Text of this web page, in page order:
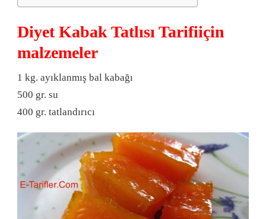
Diyet Kabak Tatlısı Tarifiiçin
malzemeler
1 kg. ayıklanmış bal kabağı
500 gr. su
400 gr. tatlandırıcı